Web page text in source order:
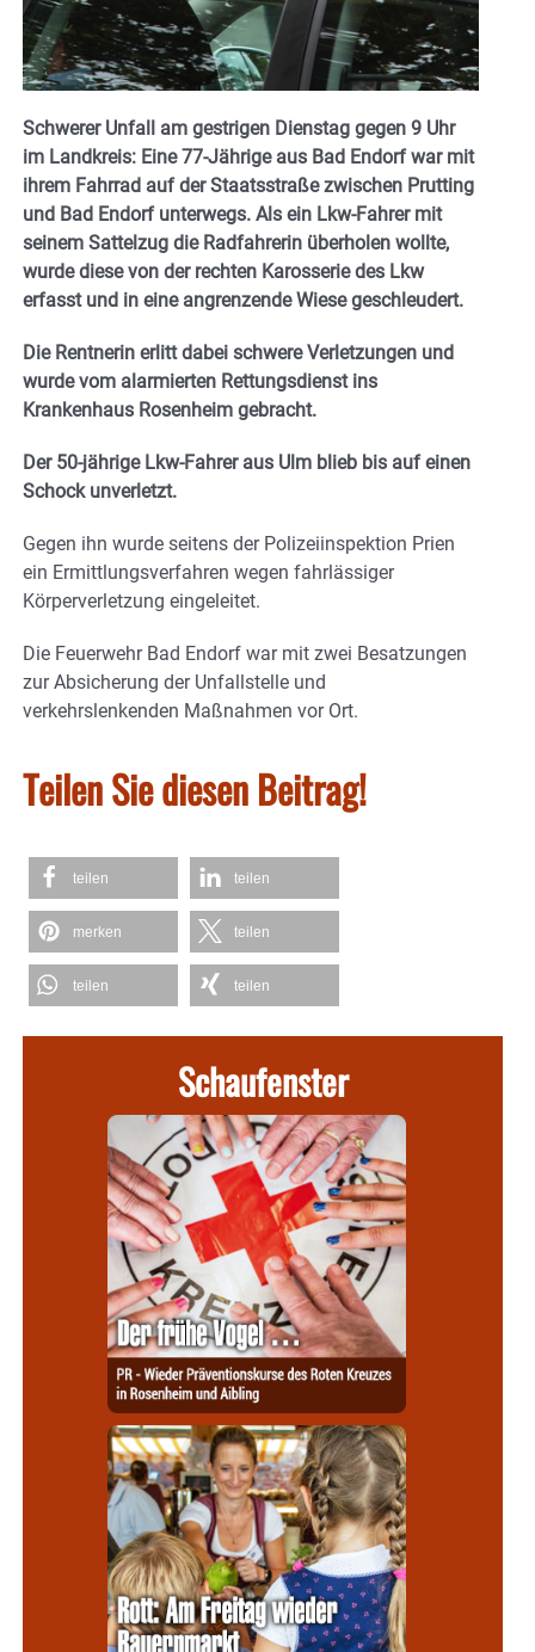
Schwerer Unfall am gestrigen Dienstag gegen 9 Uhr
im Landkreis: Eine 77-Jährige aus Bad Endorf war mit
ihrem Fahrrad auf der Staatsstraße zwischen Prutting
und Bad Endorf unterwegs. Als ein Lkw-Fahrer mit
seinem Sattelzug die Radfahrerin überholen wollte,
wurde diese von der rechten Karosserie des Lkw
erfasst und in eine angrenzende Wiese geschleudert.
Die Rentnerin erlitt dabei schwere Verletzungen und
wurde vom alarmierten Rettungsdienst ins
Krankenhaus Rosenheim gebracht.
Der 50-jährige Lkw-Fahrer aus Ulm blieb bis auf einen
Schock unverletzt.
Gegen ihn wurde seitens der Polizeiinspektion Prien
ein Ermittlungsverfahren wegen fahrlässiger
Körperverletzung eingeleitet.
Die Feuerwehr Bad Endorf war mit zwei Besatzungen
zur Absicherung der Unfallstelle und
verkehrslenkenden Maßnahmen vor Ort.
Teilen Sie diesen Beitrag!
teilen teilen
merken teilen
teilen teilen
Schaufenster